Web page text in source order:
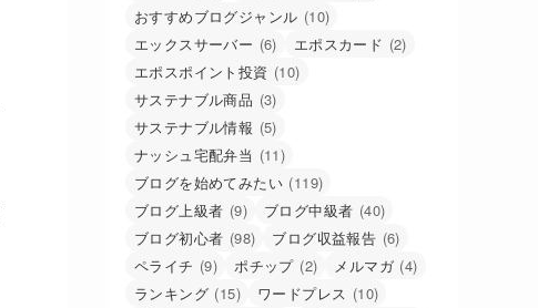
おすすめブログジャンル (10)
エックスサーバー (6) エポスカード (2)
エポスポイント投資 (10)
サステナブル商品 (3)
サステナブル情報 (5)
ナッシュ宅配弁当 (11)
ブログを始めてみたい (119)
ブログ上級者 (9) ブログ中級者 (40)
ブログ初心者 (98) ブログ収益報告 (6)
ペライチ (9) ポチップ (2) メルマガ (4)
ランキング (15) ワードプレス (10)